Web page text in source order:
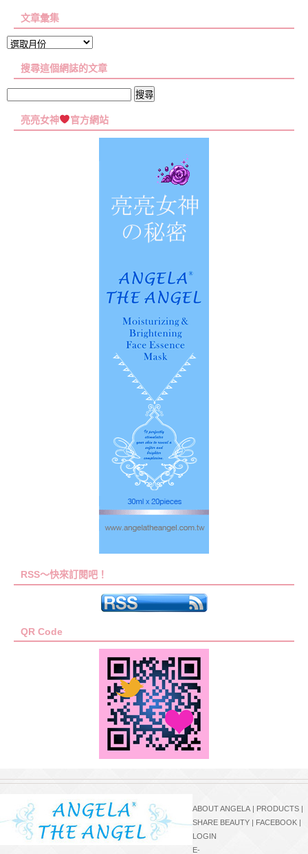
文章彙集
文
彙
搜尋這個網誌的文章
關
亮亮女神 官方網站
RSS～快來訂閱吧！
QR Code
ABOUT ANGELA | PRODUCTS |
SHARE BEAUTY | FACEBOOK |
LOGIN
E-